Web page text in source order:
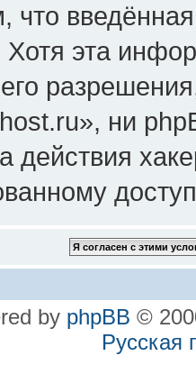
что
эта
ни
действия
by phpBB ©
Русская